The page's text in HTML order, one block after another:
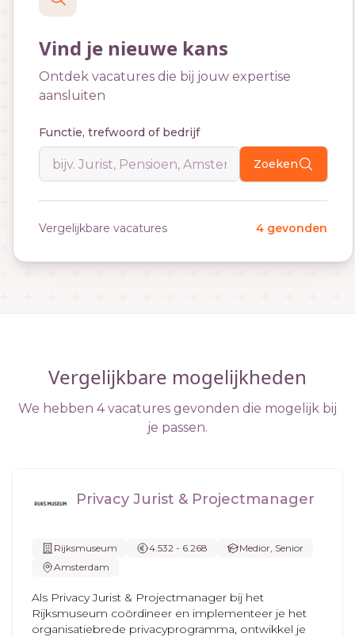
Vind je nieuwe kans
Ontdek vacatures die bij jouw expertise
aansluiten
Functie, trefwoord of bedrijf
Zoeken
Vergelijkbare vacatures 4 gevonden
Vergelijkbare mogelijkheden
We hebben 4 vacatures gevonden die mogelijk bij
je passen.
Privacy Jurist & Projectmanager
Rijksmuseum 4.532 - 6.268
Medior, Senior
Amsterdam
Als Privacy Jurist & Projectmanager bij het
Rijksmuseum coördineer en implementeer je het
organisatiebrede privacyprogramma, ontwikkel je